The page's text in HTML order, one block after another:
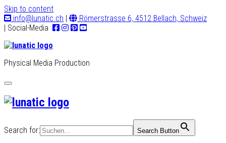
Skip to content
info@lunatic.ch |
Römerstrasse 6, 4512 Bellach, Schweiz
| Social-Media
Physical Media Production
Toggle
navigation
Search for: Search Button